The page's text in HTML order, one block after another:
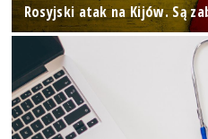
Rosyjski atak na Kijów. Są